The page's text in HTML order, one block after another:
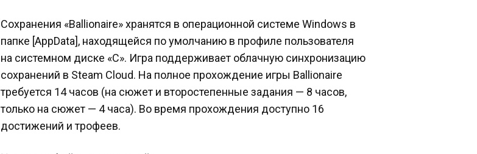
Сохранения «Ballionaire» хранятся в операционной системе Windows в
папке [AppData], находящейся по умолчанию в профиле пользователя
на системном диске «C». Игра поддерживает облачную синхронизацию
сохранений в Steam Cloud. На полное прохождение игры Ballionaire
требуется 14 часов (на сюжет и второстепенные задания — 8 часов,
только на сюжет — 4 часа). Во время прохождения доступно 16
достижений и трофеев.